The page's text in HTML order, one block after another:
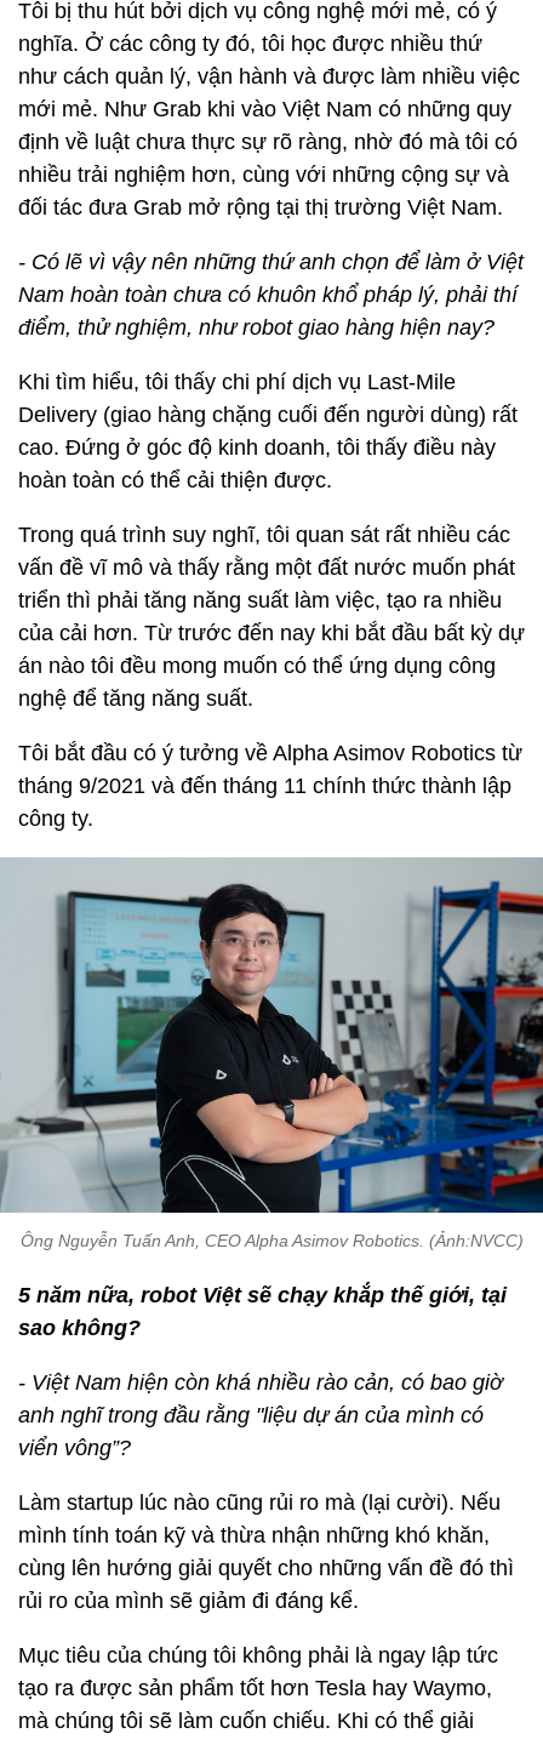
Tôi bị thu hút bởi dịch vụ công nghệ mới mẻ, có ý
nghĩa. Ở các công ty đó, tôi học được nhiều thứ
như cách quản lý, vận hành và được làm nhiều việc
mới mẻ. Như Grab khi vào Việt Nam có những quy
định về luật chưa thực sự rõ ràng, nhờ đó mà tôi có
nhiều trải nghiệm hơn, cùng với những cộng sự và
đối tác đưa Grab mở rộng tại thị trường Việt Nam.
- Có lẽ vì vậy nên những thứ anh chọn để làm ở Việt
Nam hoàn toàn chưa có khuôn khổ pháp lý, phải thí
điểm, thử nghiệm, như robot giao hàng hiện nay?
Khi tìm hiểu, tôi thấy chi phí dịch vụ Last-Mile
Delivery (giao hàng chặng cuối đến người dùng) rất
cao. Đứng ở góc độ kinh doanh, tôi thấy điều này
hoàn toàn có thể cải thiện được.
Trong quá trình suy nghĩ, tôi quan sát rất nhiều các
vấn đề vĩ mô và thấy rằng một đất nước muốn phát
triển thì phải tăng năng suất làm việc, tạo ra nhiều
của cải hơn. Từ trước đến nay khi bắt đầu bất kỳ dự
án nào tôi đều mong muốn có thể ứng dụng công
nghệ để tăng năng suất.
Tôi bắt đầu có ý tưởng về Alpha Asimov Robotics từ
tháng 9/2021 và đến tháng 11 chính thức thành lập
công ty.
Ông Nguyễn Tuấn Anh, CEO Alpha Asimov Robotics. (Ảnh:NVCC)
5 năm nữa, robot Việt sẽ chạy khắp thế giới, tại
sao không?
- Việt Nam hiện còn khá nhiều rào cản, có bao giờ
anh nghĩ trong đầu rằng "liệu dự án của mình có
viển vông”?
Làm startup lúc nào cũng rủi ro mà (lại cười). Nếu
mình tính toán kỹ và thừa nhận những khó khăn,
cùng lên hướng giải quyết cho những vấn đề đó thì
rủi ro của mình sẽ giảm đi đáng kể.
Mục tiêu của chúng tôi không phải là ngay lập tức
tạo ra được sản phẩm tốt hơn Tesla hay Waymo,
mà chúng tôi sẽ làm cuốn chiếu. Khi có thể giải